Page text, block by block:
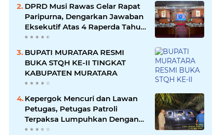
DPRD Musi Rawas Gelar Rapat
Paripurna, Dengarkan Jawaban
Eksekutif Atas 4 Raperda Tahun
2026
BUPATI MURATARA RESMI
BUKA STQH KE-II TINGKAT
KABUPATEN MURATARA
Kepergok Mencuri dan Lawan
Petugas, Petugas Patroli
Terpaksa Lumpuhkan Dengan
Peluru Karet